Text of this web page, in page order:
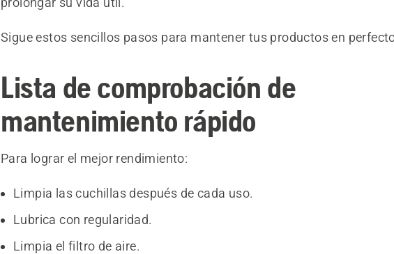
Sigue estos sencillos pasos para mantener tus productos en
Lista de comprobación de
mantenimiento rápido
Para lograr el mejor rendimiento:
Limpia las cuchillas después de cada uso.
Lubrica con regularidad.
Limpia el filtro de aire.